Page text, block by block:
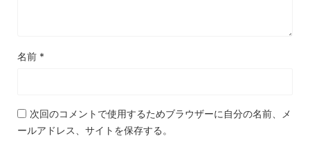
名前 *
次回のコメントで使用するためブラウザーに自分の名前、メ
ールアドレス、サイトを保存する。